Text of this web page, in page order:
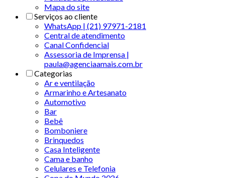
Mapa do site
Serviços ao cliente
WhatsApp | (21) 97971-2181
Central de atendimento
Canal Confidencial
Assessoria de Imprensa |
paula@agenciaamais.com.br
Categorias
Ar e ventilação
Armarinho e Artesanato
Automotivo
Bar
Bebê
Bomboniere
Brinquedos
Casa Inteligente
Cama e banho
Celulares e Telefonia